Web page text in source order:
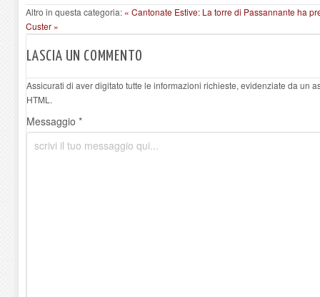
Altro in questa categoria: « Cantonate Estive: La torre di Passannante ha
Custer »
LASCIA UN COMMENTO
Assicurati di aver digitato tutte le informazioni richieste, evidenziate da un
HTML.
Messaggio *